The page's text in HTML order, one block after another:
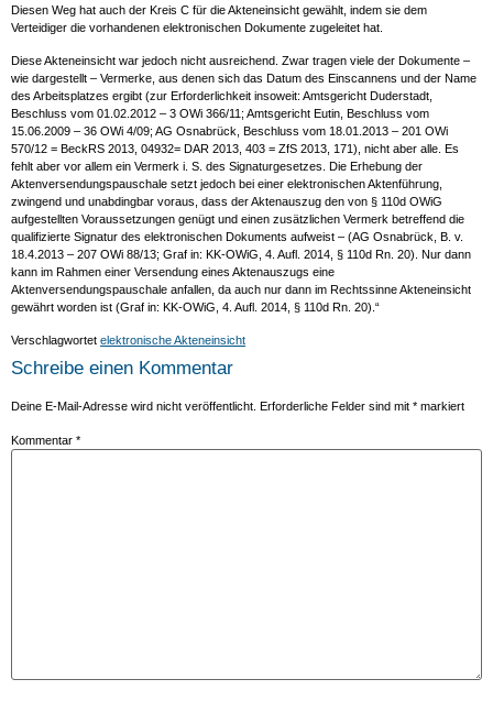
Diesen Weg hat auch der Kreis C für die Akteneinsicht gewählt, indem sie dem
Verteidiger die vorhandenen elektronischen Dokumente zugeleitet hat.
Diese Akteneinsicht war jedoch nicht ausreichend. Zwar tragen viele der Dokumente –
wie dargestellt – Vermerke, aus denen sich das Datum des Einscannens und der Name
des Arbeitsplatzes ergibt (zur Erforderlichkeit insoweit: Amtsgericht Duderstadt,
Beschluss vom 01.02.2012 – 3 OWi 366/11; Amtsgericht Eutin, Beschluss vom
15.06.2009 – 36 OWi 4/09; AG Osnabrück, Beschluss vom 18.01.2013 – 201 OWi
570/12 = BeckRS 2013, 04932= DAR 2013, 403 = ZfS 2013, 171), nicht aber alle. Es
fehlt aber vor allem ein Vermerk i. S. des Signaturgesetzes. Die Erhebung der
Aktenversendungspauschale setzt jedoch bei einer elektronischen Aktenführung,
zwingend und unabdingbar voraus, dass der Aktenauszug den von § 110d OWiG
aufgestellten Voraussetzungen genügt und einen zusätzlichen Vermerk betreffend die
qualifizierte Signatur des elektronischen Dokuments aufweist – (AG Osnabrück, B. v.
18.4.2013 – 207 OWi 88/13; Graf in: KK-OWiG, 4. Aufl. 2014, § 110d Rn. 20). Nur dann
kann im Rahmen einer Versendung eines Aktenauszugs eine
Aktenversendungspauschale anfallen, da auch nur dann im Rechtssinne Akteneinsicht
gewährt worden ist (Graf in: KK-OWiG, 4. Aufl. 2014, § 110d Rn. 20).“
Verschlagwortet elektronische Akteneinsicht
Schreibe einen Kommentar
Deine E-Mail-Adresse wird nicht veröffentlicht. Erforderliche Felder sind mit * markiert
Kommentar *